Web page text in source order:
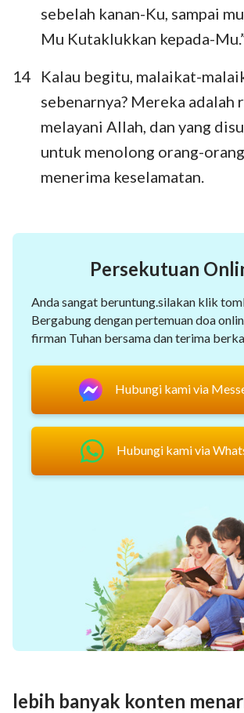
sebelah kanan-Ku, sampai
Mu Kutaklukkan kepada-
14
Kalau begitu, malaikat-
sebenarnya? Mereka adalah
melayani Allah, dan yang
untuk menolong orang-
menerima keselamatan.
Persekutuan
Anda sangat beruntung.silakan klik
Bergabung dengan pertemuan doa
firman Tuhan bersama dan terima
Hubungi kami via
Hubungi kami via
lebih banyak konten